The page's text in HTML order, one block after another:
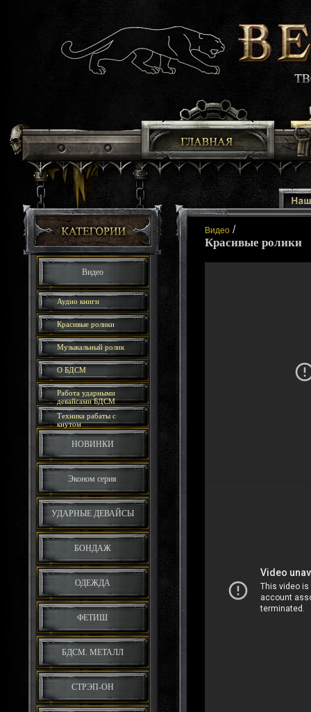
Видео
Аудио книги
Красивые ролики
Музыкальный ролик
О БДСМ
Работа ударными
девайсами БДСМ
Техника рабаты с
кнутом
НОВИНКИ
Эконом серия
УДАРНЫЕ ДЕВАЙСЫ
БОНДАЖ
ОДЕЖДА
ФЕТИШ
БДСМ. МЕТАЛЛ
СТРЭП-ОН
Видео /
Красивые ролики